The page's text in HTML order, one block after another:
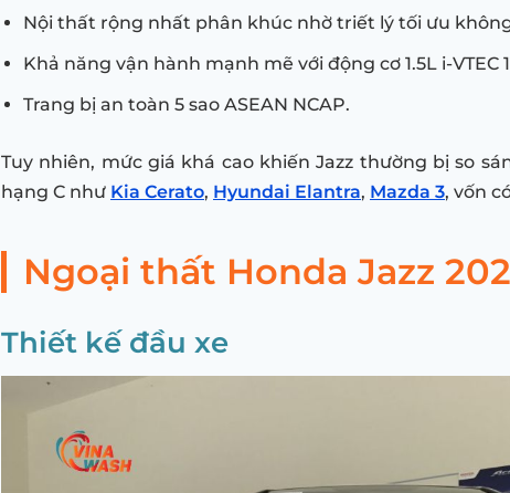
Nội thất rộng nhất phân khúc nhờ triết lý tối ưu
Khả năng vận hành mạnh mẽ với động cơ 1.5L i-VTEC
Trang bị an toàn 5 sao ASEAN NCAP.
Tuy nhiên, mức giá khá cao khiến Jazz thường bị so
hạng C như Kia Cerato, Hyundai Elantra, Mazda 3, vốn
Ngoại thất Honda Jazz
Thiết kế đầu xe